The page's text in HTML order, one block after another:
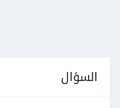
السؤال